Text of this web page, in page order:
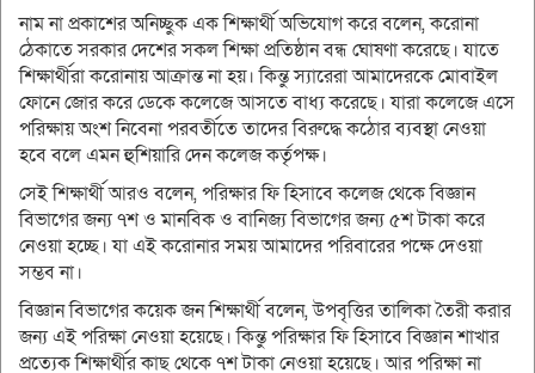
নাম না প্রকাশের অনিচ্ছুক এক শিক্ষার্থী অভিযোগ করে বলেন, করোনা
ঠেকাতে সরকার দেশের সকল শিক্ষা প্রতিষ্ঠান বন্ধ ঘোষণা করেছে। যাতে
শিক্ষার্থীরা করোনায় আক্রান্ত না হয়। কিন্তু স্যারেরা আমাদেরকে মোবাইল
ফোনে জোর করে ডেকে কলেজে আসতে বাধ্য করেছে। যারা কলেজে এসে
পরিক্ষায় অংশ নিবেনা পরবর্তীতে তাদের বিরুদ্ধে কঠোর ব্যবস্থা নেওয়া
হবে বলে এমন হুশিয়ারি দেন কলেজ কর্তৃপক্ষ।
সেই শিক্ষার্থী আরও বলেন, পরিক্ষার ফি হিসাবে কলেজ থেকে বিজ্ঞান
বিভাগের জন্য ৭শ ও মানবিক ও বানিজ্য বিভাগের জন্য ৫শ টাকা করে
নেওয়া হচ্ছে। যা এই করোনার সময় আমাদের পরিবারের পক্ষে দেওয়া
সম্ভব না।
বিজ্ঞান বিভাগের কয়েক জন শিক্ষার্থী বলেন, উপবৃত্তির তালিকা তৈরী করার
জন্য এই পরিক্ষা নেওয়া হয়েছে। কিন্তু পরিক্ষার ফি হিসাবে বিজ্ঞান শাখার
প্রত্যেক শিক্ষার্থীর কাছ থেকে ৭শ টাকা নেওয়া হয়েছে। আর পরিক্ষা না